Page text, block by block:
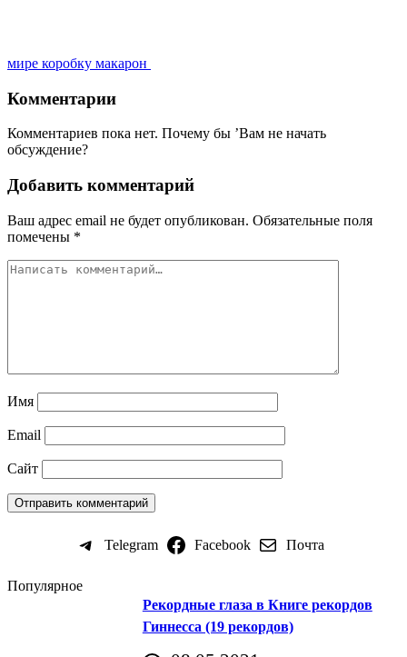
мире коробку макарон
Комментарии
Комментариев пока нет. Почему бы ’Вам не начать
обсуждение?
Добавить комментарий
Ваш адрес email не будет опубликован. Обязательные поля
помечены *
Имя
Email
Сайт
Telegram Facebook Почта
Популярное
Рекордные глаза в Книге рекордов
Гиннесса (19 рекордов)